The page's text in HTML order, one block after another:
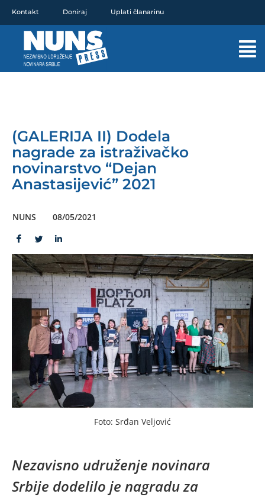
sadržaj
Kontakt Doniraj Uplati članarinu
(GALERIJA II) Dodela
nagrade za istraživačko
novinarstvo “Dejan
Anastasijević” 2021
NUNS 08/05/2021
Foto: Srđan Veljović
Nezavisno udruženje novinara
Srbije dodelilo je nagradu za